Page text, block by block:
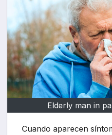
Elderly man in
Cuando aparecen